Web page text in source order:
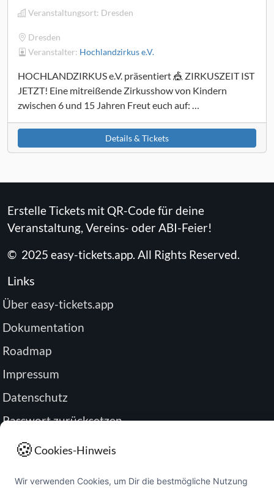
Veranstaltungsort: Dresden
Dresden
Veranstalter: Hochlandzirkus e.V.
HOCHLANDZIRKUS e.V. präsentiert 🎪 ZIRKUSZEIT IST
JETZT! Eine mitreißende Zirkusshow von Kindern
zwischen 6 und 15 Jahren Freut euch auf: …
Details & Tickets
Erstelle Tickets mit QR-Code für deine
Veranstaltung, Vereins- oder ABI-Feier!
© 2025 easy-tickets.app. All Rights Reserved.
Links
Über easy-tickets.app
Dokumentation
Roadmap
Impressum
Datenschutz
Passwort zurücksetzen
Buchung verwalten
🍪Cookies-Hinweis
Wir verwenden Cookies, um Dir die bestmögliche Nutzung